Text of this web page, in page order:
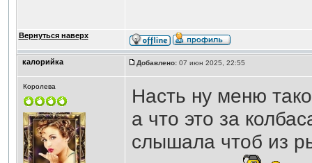
Вернуться наверх
калорийка Добавлено:07 июн 2025, 22:55
Королева
Насть ну меню
а что это за
слышала чтоб из